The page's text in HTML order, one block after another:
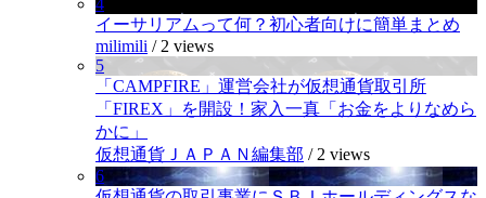
イーサリアムって何？初心者向けに簡単まとめ
milimili / 2 views
5
「CAMPFIRE」運営会社が仮想通貨取引所
「FIREX」を開設！家入一真「お金をよりなめら
かに」
仮想通貨ＪＡＰＡＮ編集部 / 2 views
6